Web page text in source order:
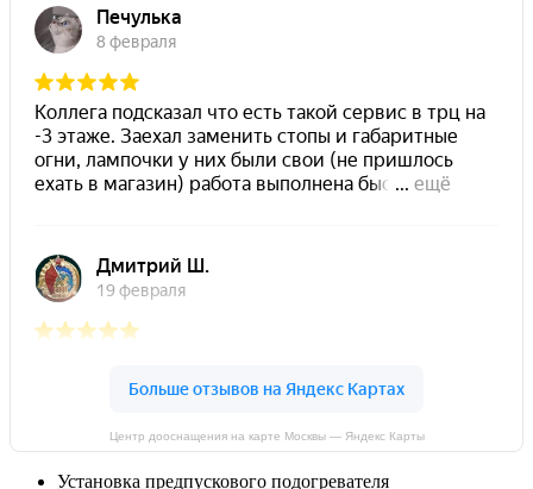
Центр дооснащения на карте Москвы — Яндекс Карты
Установка предпускового подогревателя